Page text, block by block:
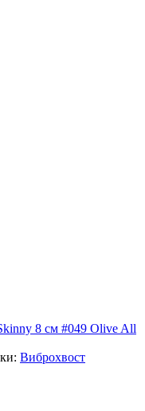
8 см #049 Olive All
Виброхвост